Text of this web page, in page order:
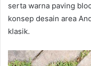
serta warna paving
konsep desain area
klasik.